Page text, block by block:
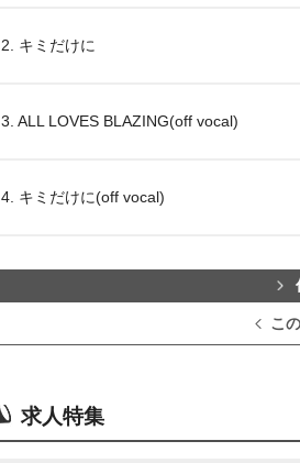
2. キミだけに
3. ALL LOVES BLAZING(off vocal)
4. キミだけに(off vocal)
こ
求人特集